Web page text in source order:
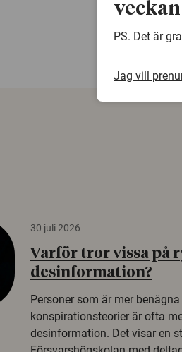
30 juli 2026
Varför tror vissa på
desinformation?
Personer som är mer
konspirationsteorier är ofta
desinformation. Det visar en
PS. Det är
Jag vill